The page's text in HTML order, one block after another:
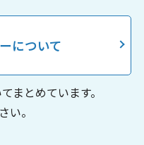
について
まとめています。
い。